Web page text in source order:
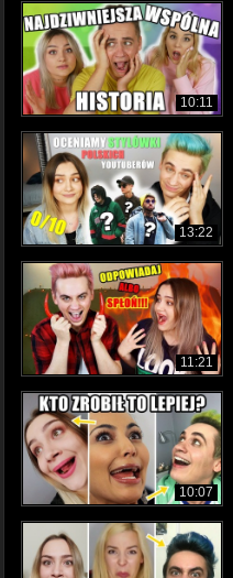
10:11
13:22
11:21
10:07